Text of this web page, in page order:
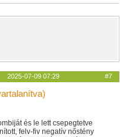
2025-07-09 07:29 #7
és le lett csepegtetve
felv-fiv negatív nőstény